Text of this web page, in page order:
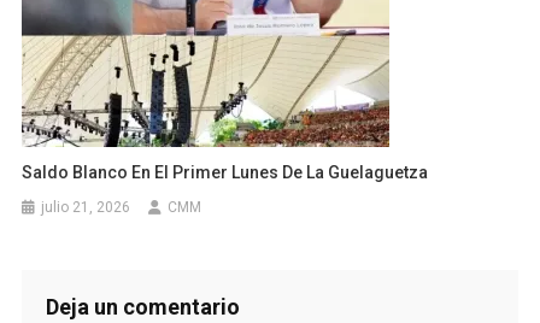
Saldo Blanco En El Primer Lunes De La Guelaguetza
julio 21, 2026 CMM
Deja un comentario